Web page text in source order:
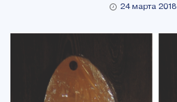
24 марта 2018